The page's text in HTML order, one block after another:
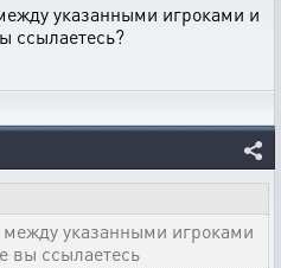
указанными игроками и
ссылаетесь?
указанными игроками
вы ссылаетесь